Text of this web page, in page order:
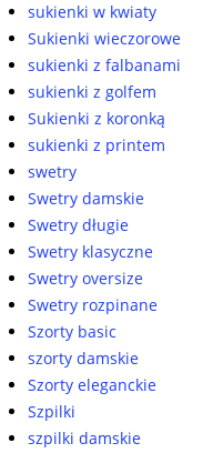
sukienki w kwiaty
Sukienki wieczorowe
sukienki z falbanami
sukienki z golfem
Sukienki z koronką
sukienki z printem
swetry
Swetry damskie
Swetry długie
Swetry klasyczne
Swetry oversize
Swetry rozpinane
Szorty basic
szorty damskie
Szorty eleganckie
Szpilki
szpilki damskie